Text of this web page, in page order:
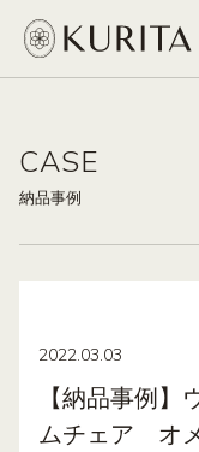
CASE
納品事例
2022.03.03
【納品事例】
ムチェア オ